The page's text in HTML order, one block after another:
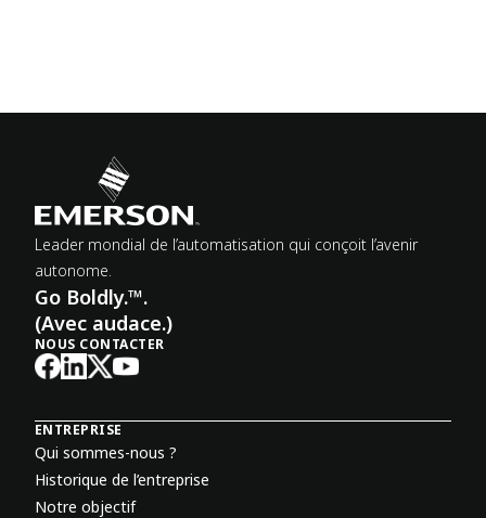
Leader mondial de l’automatisation qui conçoit l’avenir
autonome.
Go Boldly.™.
(Avec audace.)
NOUS CONTACTER
ENTREPRISE
Qui sommes-nous ?
Historique de l’entreprise
Notre objectif